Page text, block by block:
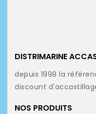
DISTRIMARINE
depuis 1998 la
discount
NOS PRODUITS